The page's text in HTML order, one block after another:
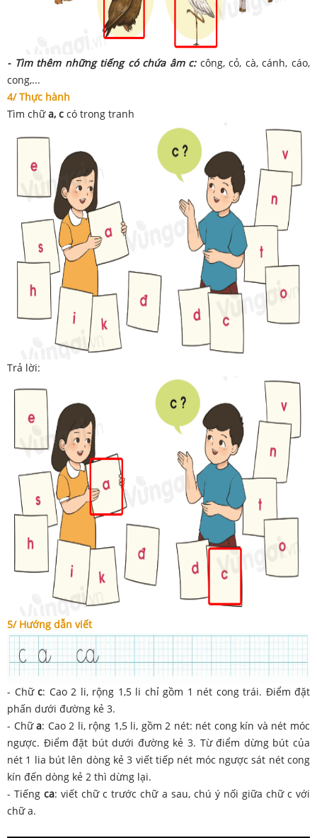
- Tìm thêm những tiếng có chứa âm c: công, cỏ, cà, cánh, cáo,
cong,...
4/ Thực hành
Tìm chữa, c có trong tranh
Trả lời:
5/ Hướng dẫn viết
- Chữ c: Cao 2 li, rộng 1,5 li chỉ gồm 1 nét cong trái. Điểm đặt
phấn dưới đường kẻ 3.
- Chữa: Cao 2 li, rộng 1,5 li, gồm 2 nét: nét cong kín và nét móc
ngược. Điểm đặt bút dưới đường kẻ 3. Từ điểm dừng bút của
nét 1 lia bút lên dòng kẻ 3 viết tiếp nét móc ngược sát nét cong
kín đến dòng kẻ 2 thì dừng lại.
- Tiếngca: viết chữ c trước chữ a sau, chú ý nối giữa chữ c với
chữ a.